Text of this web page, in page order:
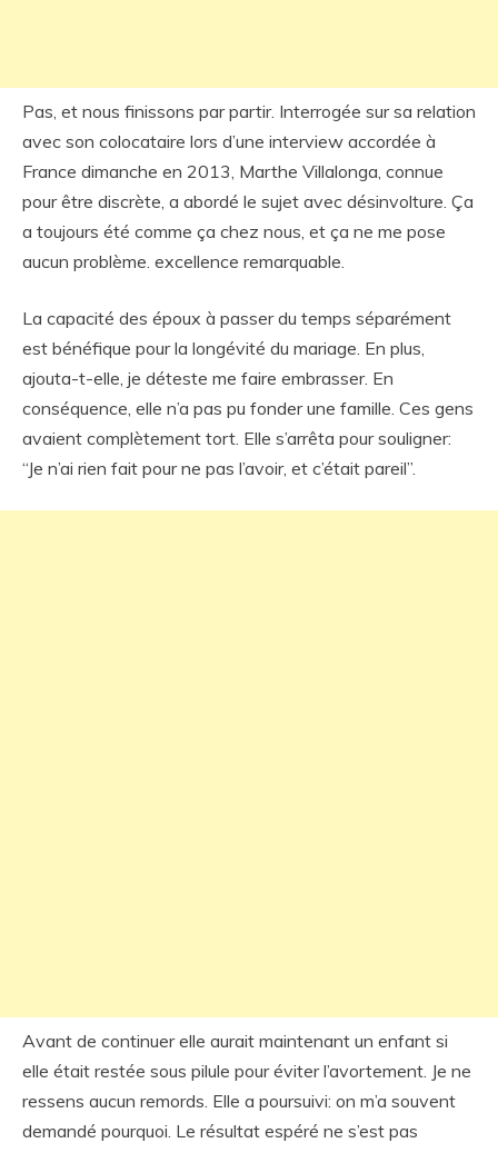
Pas, et nous finissons par partir. Interrogée sur sa relation
avec son colocataire lors d’une interview accordée à
France dimanche en 2013, Marthe Villalonga, connue
pour être discrète, a abordé le sujet avec désinvolture. Ça
a toujours été comme ça chez nous, et ça ne me pose
aucun problème. excellence remarquable.
La capacité des époux à passer du temps séparément
est bénéfique pour la longévité du mariage. En plus,
ajouta-t-elle, je déteste me faire embrasser. En
conséquence, elle n’a pas pu fonder une famille. Ces gens
avaient complètement tort. Elle s’arrêta pour souligner:
“Je n’ai rien fait pour ne pas l’avoir, et c’était pareil”.
Avant de continuer elle aurait maintenant un enfant si
elle était restée sous pilule pour éviter l’avortement. Je ne
ressens aucun remords. Elle a poursuivi: on m’a souvent
demandé pourquoi. Le résultat espéré ne s’est pas